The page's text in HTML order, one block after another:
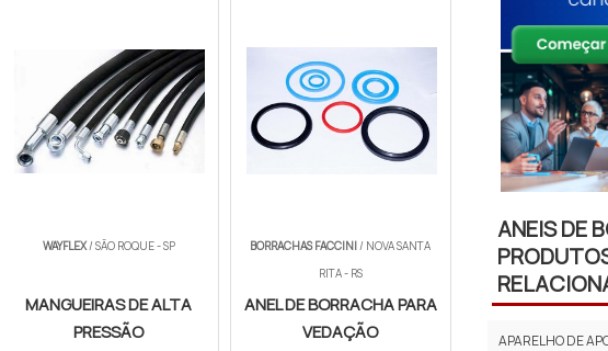
WAYFLEX/ SÃO ROQUE - SP
MANGUEIRAS DE ALTA
PRESSÃO
BORRACHAS FACCINI/ NOVA SANTA
RITA - RS
ANEL DE BORRACHA PARA
VEDAÇÃO
ANEIS DE
APARELHO DE